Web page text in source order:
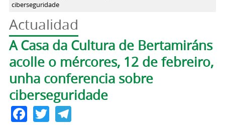
ciberseguridade
Actualidad
Solapas principales
A Casa da Cultura de Bertamiráns
acolle o mércores, 12 de febreiro,
unha conferencia sobre
ciberseguridade
Facebook
TwitterTelegram